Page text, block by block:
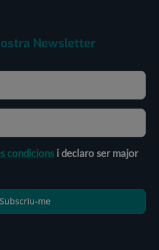
Newsletter
condicions i declaro ser major
Subscriu-me